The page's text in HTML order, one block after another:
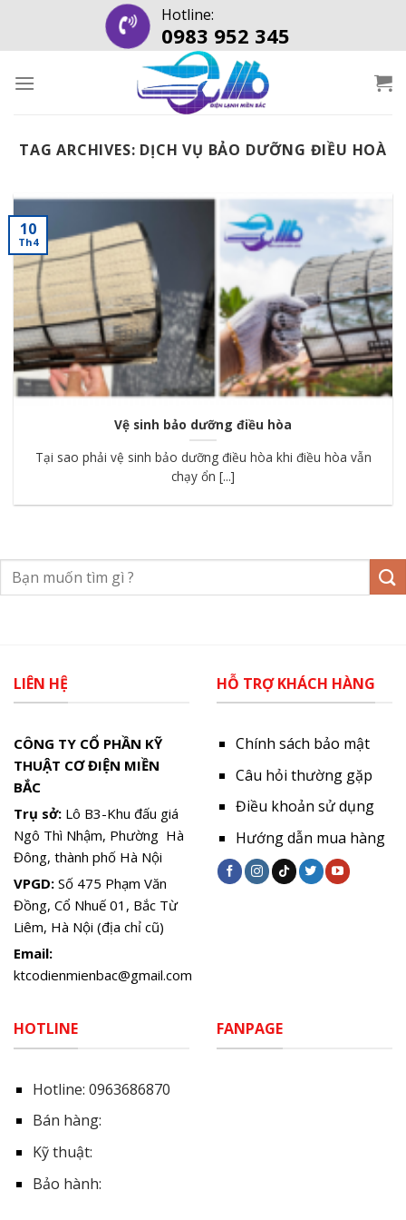
content
Hotline:
0983 952 345
TAG ARCHIVES: DỊCH VỤ BẢO DƯỠNG ĐIỀU HOÀ
Vệ sinh bảo dưỡng điều hòa
Tại sao phải vệ sinh bảo dưỡng điều hòa khi điều hòa vẫn
chạy ổn [...]
10
Th4
LIÊN HỆ
CÔNG TY CỔ PHẦN KỸ
THUẬT CƠ ĐIỆN MIỀN
BẮC
Trụ sở: Lô B3-Khu đấu giá
Ngô Thì Nhậm, Phường Hà
Đông, thành phố Hà Nội
VPGD: Số 475 Phạm Văn
Đồng, Cổ Nhuế 01, Bắc Từ
Liêm, Hà Nội (địa chỉ cũ)
Email:
ktcodienmienbac@gmail.com
HỖ TRỢ KHÁCH HÀNG
Chính sách bảo mật
Câu hỏi thường gặp
Điều khoản sử dụng
Hướng dẫn mua hàng
HOTLINE
Hotline: 0963686870
Bán hàng:
Kỹ thuật:
Bảo hành:
FANPAGE